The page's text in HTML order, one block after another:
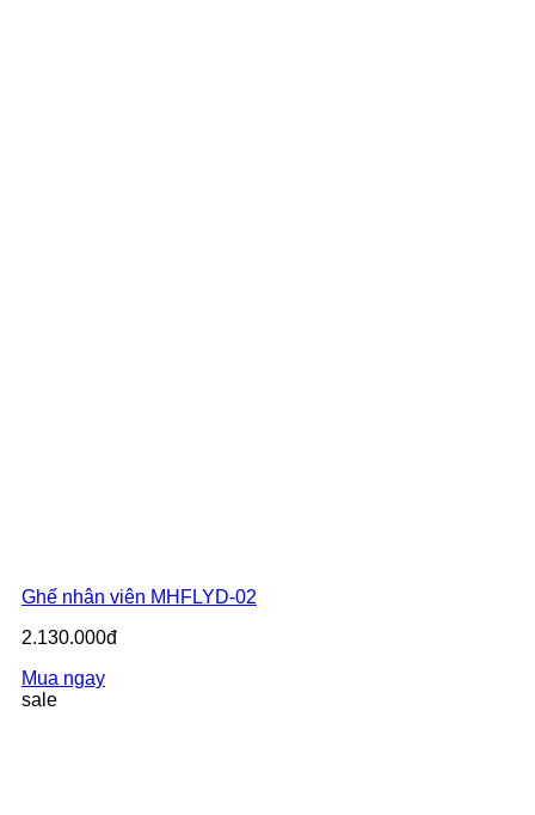
Ghế nhân viên MHFLYD-02
2.130.000đ
Mua ngay
sale